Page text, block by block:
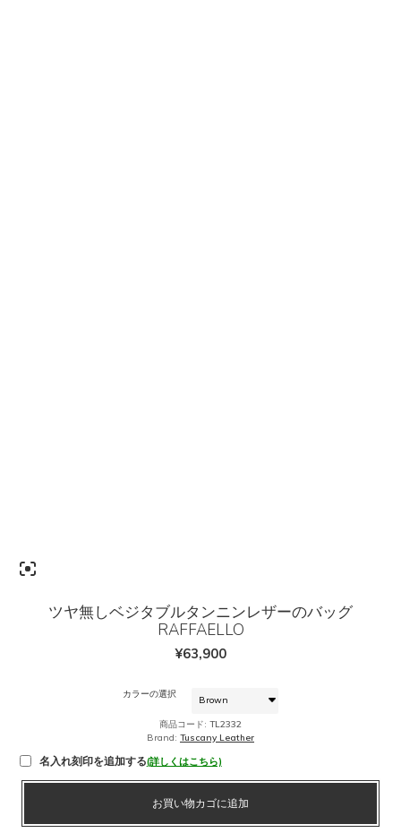
ツヤ無しベジタブルタンニンレザーのバッグ
RAFFAELLO
¥63,900
カラーの選択
商品コード: TL2332
Brand: Tuscany Leather
名入れ刻印を追加する(詳しくはこちら)
ツ
無
お買い物カゴに追加